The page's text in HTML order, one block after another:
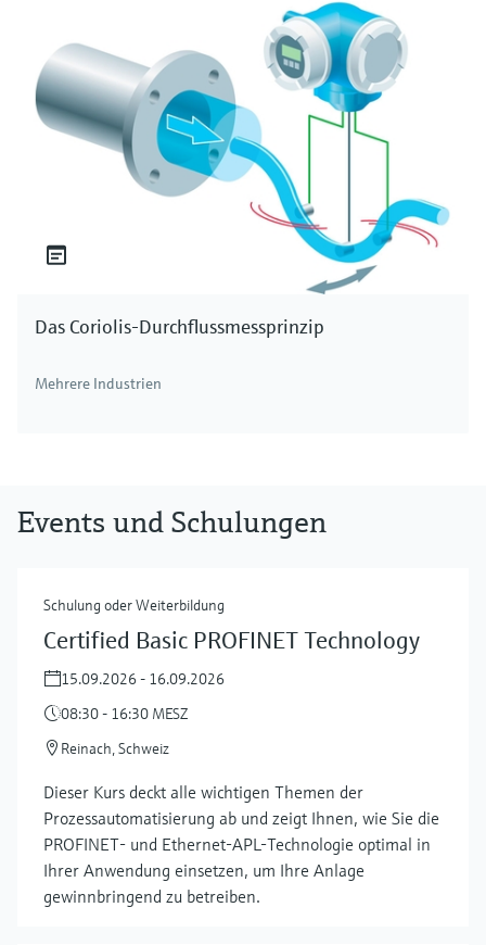
Das Coriolis-Durchflussmessprinzip
Mehrere Industrien
Events und Schulungen
Schulung oder Weiterbildung
Certified Basic PROFINET Technology
15.09.2026 - 16.09.2026
08:30 - 16:30 MESZ
Reinach, Schweiz
Dieser Kurs deckt alle wichtigen Themen der
Prozessautomatisierung ab und zeigt Ihnen, wie Sie die
PROFINET- und Ethernet-APL-Technologie optimal in
Ihrer Anwendung einsetzen, um Ihre Anlage
gewinnbringend zu betreiben.